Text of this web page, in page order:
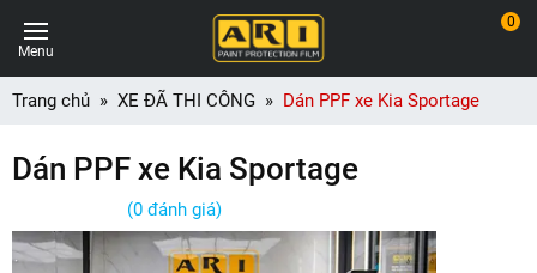
Menu
0
Trang chủ XE ĐÃ THI CÔNG Dán PPF xe Kia Sportage
Dán PPF xe Kia Sportage
(0 đánh giá)